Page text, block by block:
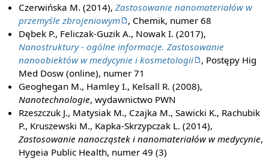
Czerwińska M. (2014),Zastosowanie nanomateriałów w
przemyśle zbrojeniowym
, Chemik, numer 68
Dębek P., Feliczak-Guzik A., Nowak I. (2017),
Nanostruktury - ogólne informacje. Zastosowanie
nanoobiektów w medycynie i kosmetologii
, Postępy Hig
Med Dosw (online), numer 71
Geoghegan M., Hamley I., Kelsall R. (2008),
Nanotechnologie, wydawnictwo PWN
Rzeszczuk J., Matysiak M., Czajka M., Sawicki K., Rachubik
P., Kruszewski M., Kapka-Skrzypczak L. (2014),
Zastosowanie nanocząstek i nanomateriałów w medycynie,
Hygeia Public Health, numer 49 (3)